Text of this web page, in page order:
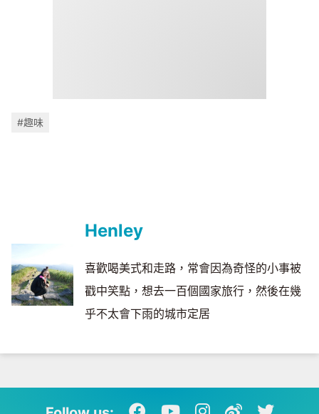
#趣味
Henley
喜歡喝美式和走路，常會因為奇怪的小事被
戳中笑點，想去一百個國家旅行，然後在幾
乎不太會下雨的城市定居